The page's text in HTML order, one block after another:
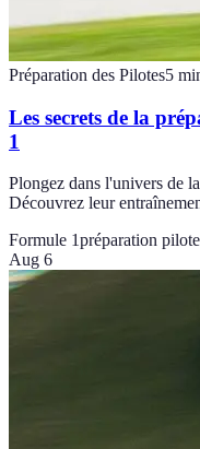
Préparation des Pilotes5
Les secrets de la
1
Plongez dans l'univers de
Découvrez leur
Formule 1préparation
Aug 6